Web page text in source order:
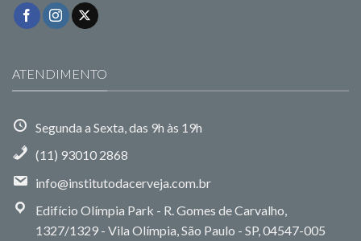
ATENDIMENTO
Segunda a Sexta, das 9h às 19h
(11) 93010 2868
info@institutodacerveja.com.br
Edifício Olímpia Park - R. Gomes de Carvalho,
1327/1329 - Vila Olímpia, São Paulo - SP, 04547-005